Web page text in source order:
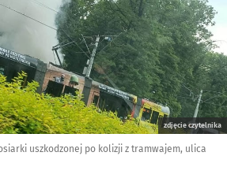
zdjęcie czytelnika
uszkodzonej po kolizji z tramwajem, ulica